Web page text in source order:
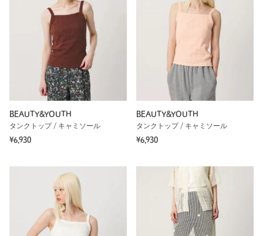
BEAUTY&YOUTH
タンクトップ / キャミソール
¥6,930
BEAUTY&YOUTH
タンクトップ / キャミソール
¥6,930